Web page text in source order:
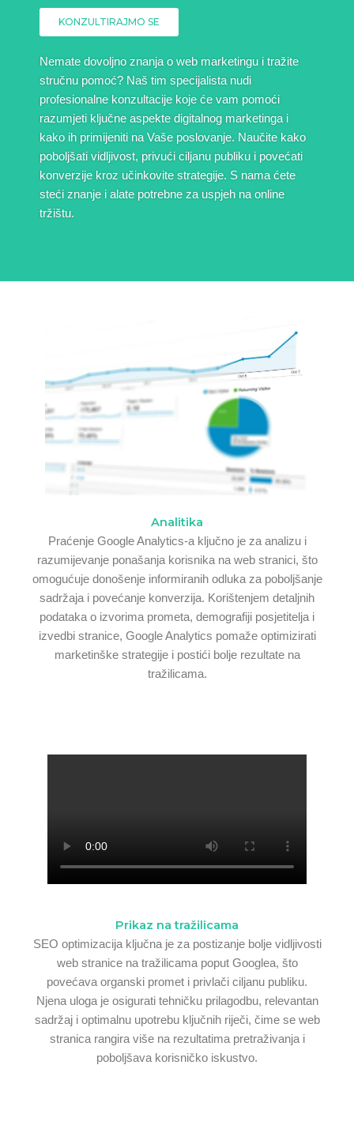
KONZULTIRAJMO SE
Nemate dovoljno znanja o web marketingu i tražite
stručnu pomoć? Naš tim specijalista nudi
profesionalne konzultacije koje će vam pomoći
razumjeti ključne aspekte digitalnog marketinga i
kako ih primijeniti na Vaše poslovanje. Naučite kako
poboljšati vidljivost, privući ciljanu publiku i povećati
konverzije kroz učinkovite strategije. S nama ćete
steći znanje i alate potrebne za uspjeh na online
tržištu.
Analitika
Praćenje Google Analytics-a ključno je za analizu i
razumijevanje ponašanja korisnika na web stranici, što
omogućuje donošenje informiranih odluka za poboljšanje
sadržaja i povećanje konverzija. Korištenjem detaljnih
podataka o izvorima prometa, demografiji posjetitelja i
izvedbi stranice, Google Analytics pomaže optimizirati
marketinške strategije i postići bolje rezultate na
tražilicama.
Prikaz na tražilicama
SEO optimizacija ključna je za postizanje bolje vidljivosti
web stranice na tražilicama poput Googlea, što
povećava organski promet i privlači ciljanu publiku.
Njena uloga je osigurati tehničku prilagodbu, relevantan
sadržaj i optimalnu upotrebu ključnih riječi, čime se web
stranica rangira više na rezultatima pretraživanja i
poboljšava korisničko iskustvo.